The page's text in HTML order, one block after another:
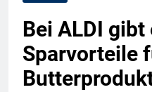
Bei ALDI
Sparvorteile